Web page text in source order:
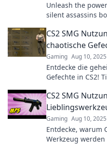
Unleash the
silent assassins
CS2 SMG
chaotische
Gaming Aug 10, 2025
Entdecke die
Gefechte in CS2!
CS2 SMG
Gaming Aug 10, 2025
Entdecke, warum
Werkzeug